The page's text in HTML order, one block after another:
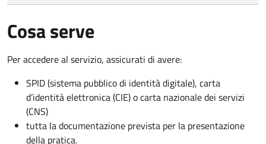
Cosa serve
Per accedere al servizio, assicurati di avere:
SPID (sistema pubblico di identità digitale), carta
d’identità elettronica (CIE) o carta nazionale dei servizi
(CNS)
tutta la documentazione prevista per la presentazione
della pratica.